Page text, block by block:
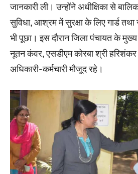
जानकारी ली। उन्होंने अधीक्षिका से
सुविधा, आश्रम में सुरक्षा के लिए गार्ड तथा
भी पूछा। इस दौरान जिला पंचायत के मुख्य
नूतन कंवर, एसडीएम कोरबा श्री
अधिकारी-कर्मचारी मौजूद रहे।